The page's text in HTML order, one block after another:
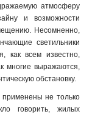
атмосферу
и возможности
Несомненно,
светильники
как всем известно,
многие выражаются,
обстановку.
применены не только
говорить, жилых